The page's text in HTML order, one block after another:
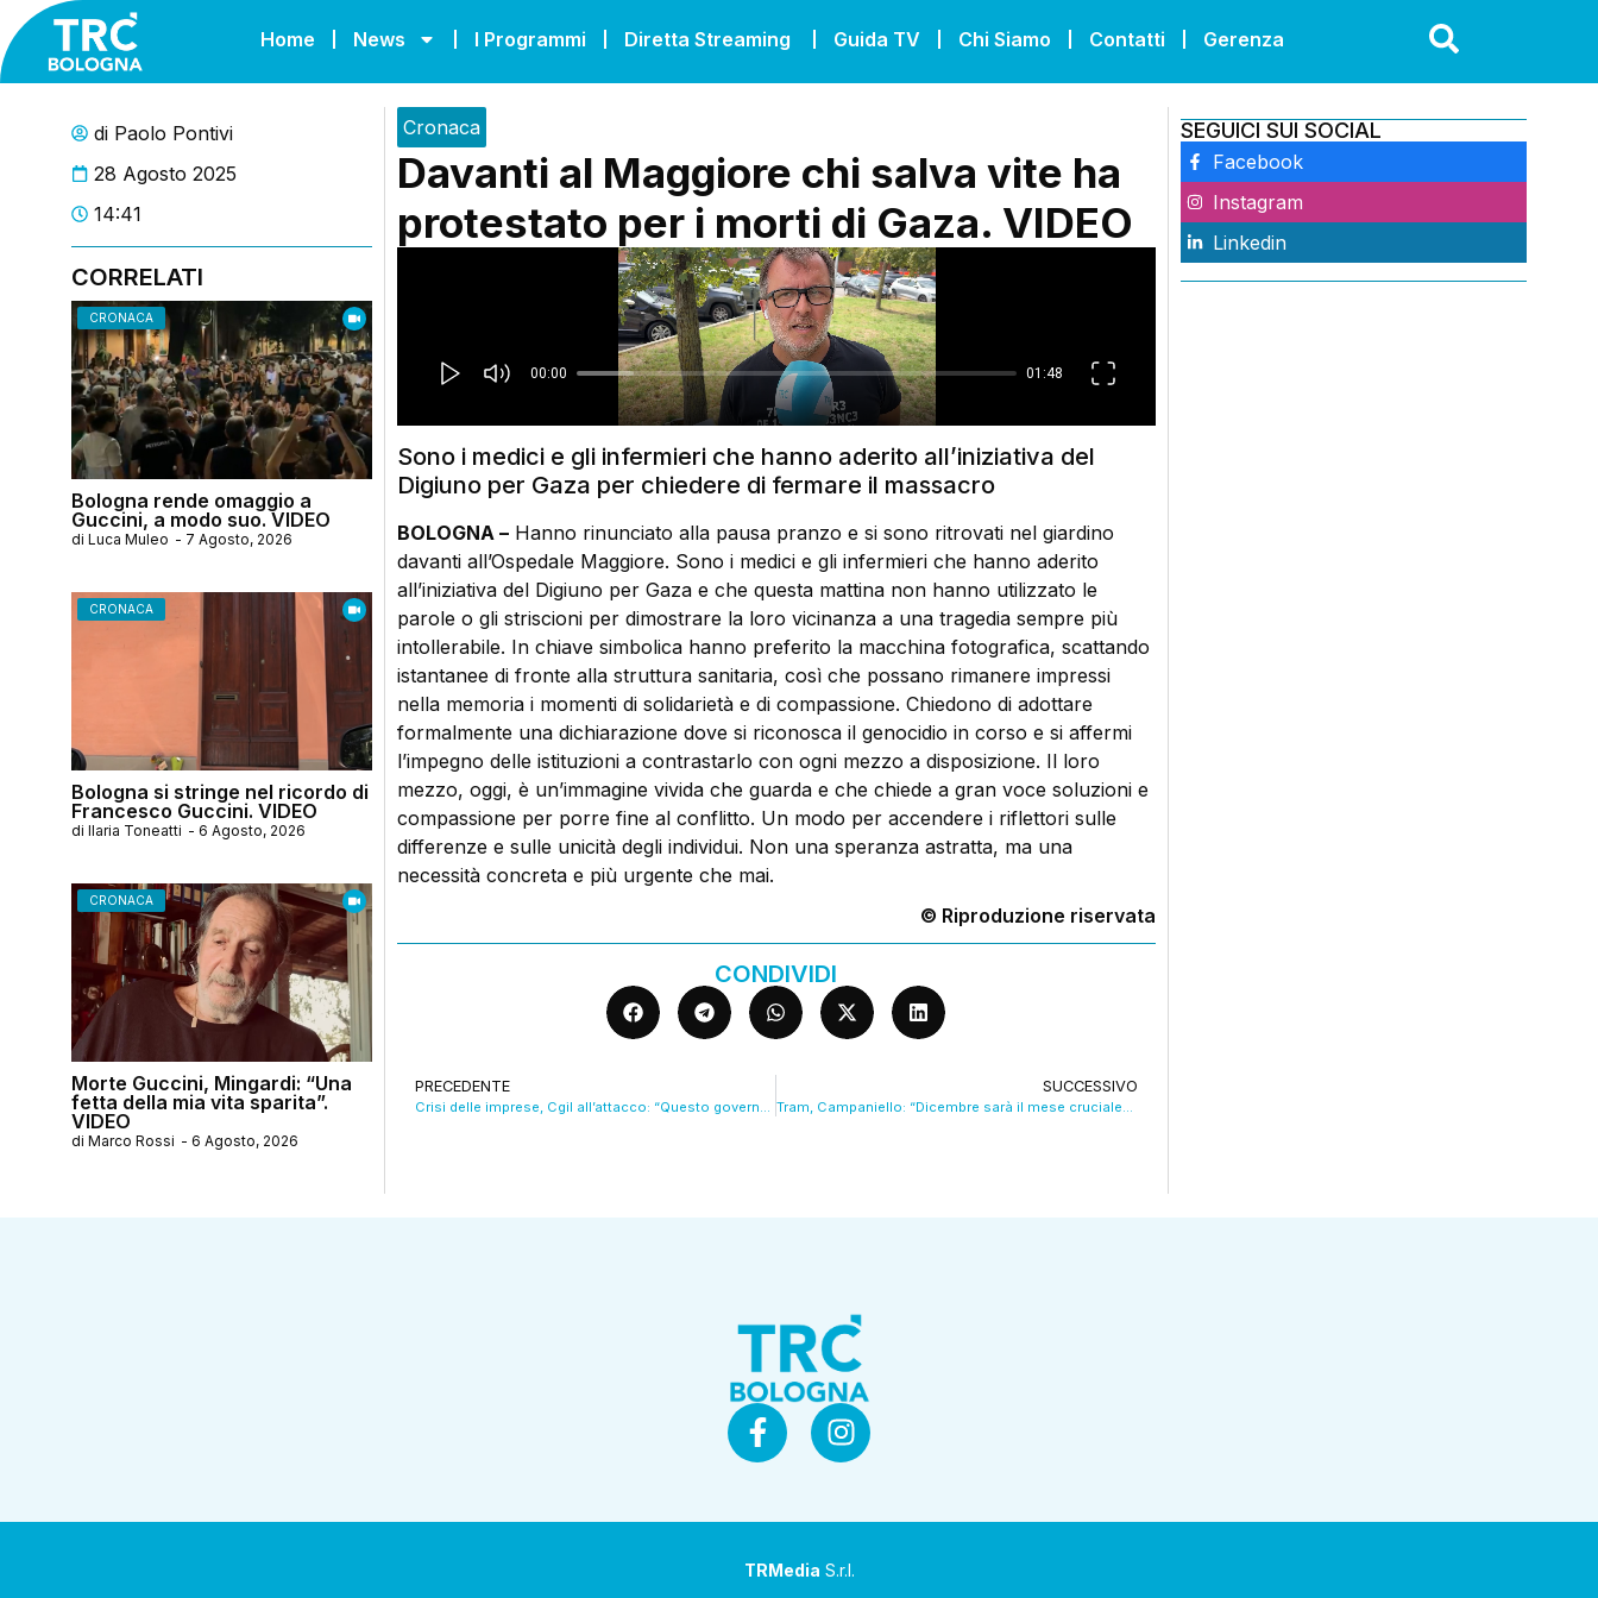
Home News I Programmi Diretta Streaming Guida TV Chi Siamo Contatti Gerenza
di Paolo Pontivi
28 Agosto 2025
14:41
CORRELATI
CRONACA
Bologna rende omaggio a
Guccini, a modo suo. VIDEO
di Luca Muleo - 7 Agosto, 2026
CRONACA
Bologna si stringe nel ricordo di
Francesco Guccini. VIDEO
di Ilaria Toneatti - 6 Agosto, 2026
CRONACA
Morte Guccini, Mingardi: “Una
fetta della mia vita sparita”.
VIDEO
di Marco Rossi - 6 Agosto, 2026
Cronaca
Davanti al Maggiore chi salva vite ha
protestato per i morti di Gaza. VIDEO
Sono i medici e gli infermieri che hanno aderito all’iniziativa del
Digiuno per Gaza per chiedere di fermare il massacro
BOLOGNA –Hanno rinunciato alla pausa pranzo e si sono ritrovati nel giardino
davanti all’Ospedale Maggiore. Sono i medici e gli infermieri che hanno aderito
all’iniziativa del Digiuno per Gaza e che questa mattina non hanno utilizzato le
parole o gli striscioni per dimostrare la loro vicinanza a una tragedia sempre più
intollerabile. In chiave simbolica hanno preferito la macchina fotografica, scattando
istantanee di fronte alla struttura sanitaria, così che possano rimanere impressi
nella memoria i momenti di solidarietà e di compassione. Chiedono di adottare
formalmente una dichiarazione dove si riconosca il genocidio in corso e si affermi
l’impegno delle istituzioni a contrastarlo con ogni mezzo a disposizione. Il loro
mezzo, oggi, è un’immagine vivida che guarda e che chiede a gran voce soluzioni e
compassione per porre fine al conflitto. Un modo per accendere i riflettori sulle
differenze e sulle unicità degli individui. Non una speranza astratta, ma una
necessità concreta e più urgente che mai.
© Riproduzione riservata
CONDIVIDI
PRECEDENTE
Crisi delle imprese, Cgil all’attacco: “Questo governo vive nel mondo dei sogni”. VIDEO
SUCCESSIVO
Tram, Campaniello: “Dicembre sarà il mese cruciale”. VIDEO
SEGUICI SUI SOCIAL
Facebook
Instagram
Linkedin
TRMedia S.r.l.